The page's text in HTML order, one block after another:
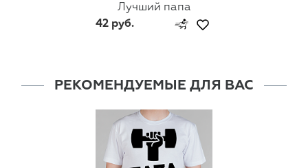
Лучший папа
42 руб.
РЕКОМЕНДУЕМЫЕ ДЛЯ ВАС